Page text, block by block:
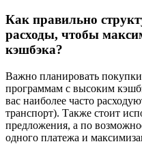
Как правильно
расходы, чтобы
кэшбэка?
Важно планировать
программам с высоким
вас наиболее часто
транспорт). Также стоит
предложения, а по
одного платежа и